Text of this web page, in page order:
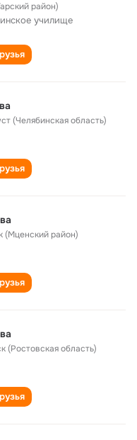
район)
училище
(Челябинская область)
(Мценский район)
(Ростовская область)